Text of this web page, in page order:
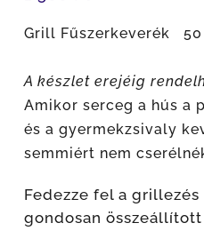
Grill Fűszerkeverék 50
A készlet erejéig
Amikor serceg a hús a
és a gyermekzsivaly
semmiért nem
Fedezze fel a
gondosan